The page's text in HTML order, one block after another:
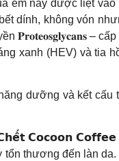
này được liệt vào
dính, không vón
–
xanh (HEV) và tia
dưỡng và kết
𝗖𝗼𝗰𝗼𝗼𝗻 𝗖𝗼𝗳𝗳𝗲𝗲
thương đến làn